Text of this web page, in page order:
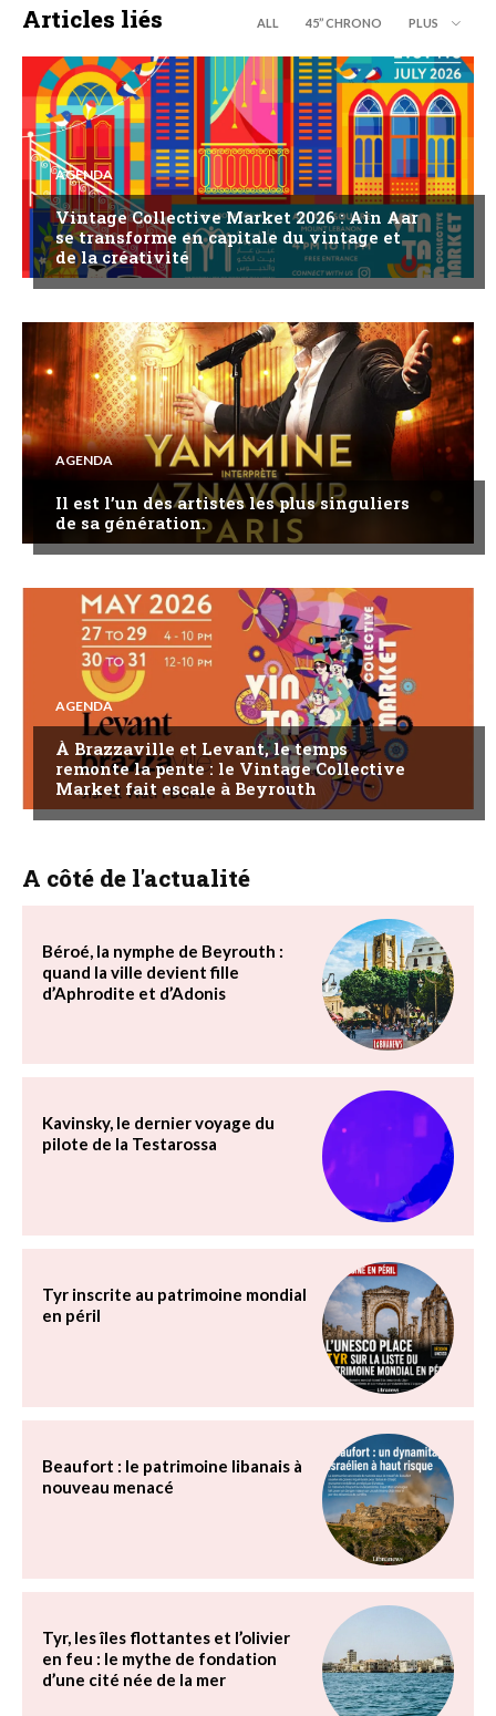
Articles liés ALL 45’’ CHRONO PLUS
AGENDA
Vintage Collective Market 2026 : Ain Aar
se transforme en capitale du vintage et
de la créativité
AGENDA
Il est l’un des artistes les plus singuliers
de sa génération.
AGENDA
À Brazzaville et Levant, le temps
remonte la pente : le Vintage Collective
Market fait escale à Beyrouth
A côté de l'actualité
Béroé, la nymphe de Beyrouth :
quand la ville devient fille
d’Aphrodite et d’Adonis
Kavinsky, le dernier voyage du
pilote de la Testarossa
Tyr inscrite au patrimoine mondial
en péril
Beaufort : le patrimoine libanais à
nouveau menacé
Tyr, les îles flottantes et l’olivier
en feu : le mythe de fondation
d’une cité née de la mer